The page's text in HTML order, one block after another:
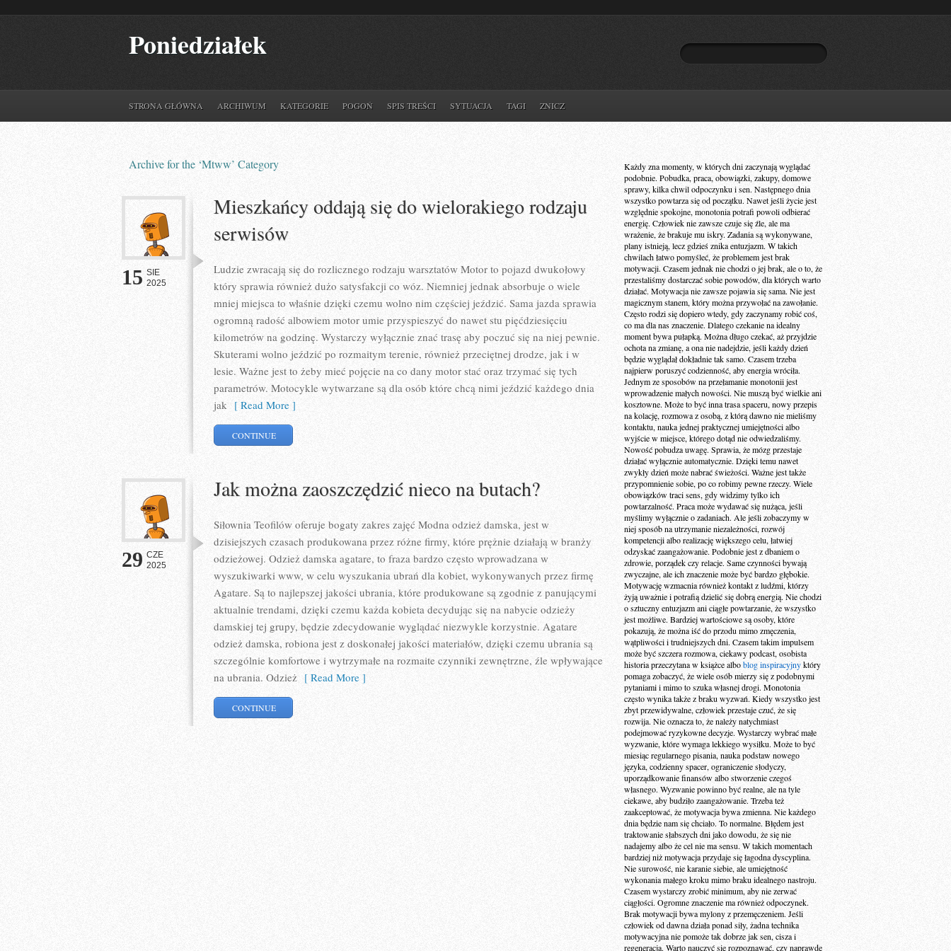
Poniedziałek
STRONA GŁÓWNA ARCHIWUM KATEGORIE POGOŃ SPIS TREŚCI SYTUACJA TAGI ZNICZ
Archive for the ‘Mtww’ Category
15 SIE
2025
Mieszkańcy oddają się do wielorakiego rodzaju
serwisów
Ludzie zwracają się do rozlicznego rodzaju warsztatów Motor to pojazd dwukołowy
który sprawia również dużo satysfakcji co wóz. Niemniej jednak absorbuje o wiele
mniej miejsca to właśnie dzięki czemu wolno nim częściej jeździć. Sama jazda sprawia
ogromną radość albowiem motor umie przyspieszyć do nawet stu pięćdziesięciu
kilometrów na godzinę. Wystarczy wyłącznie znać trasę aby poczuć się na niej pewnie.
Skuterami wolno jeździć po rozmaitym terenie, również przeciętnej drodze, jak i w
lesie. Ważne jest to żeby mieć pojęcie na co dany motor stać oraz trzymać się tych
parametrów. Motocykle wytwarzane są dla osób które chcą nimi jeździć każdego dnia
jak [ Read More ]
CONTINUE
29 CZE
2025
Jak można zaoszczędzić nieco na butach?
Siłownia Teofilów oferuje bogaty zakres zajęć Modna odzież damska, jest w
dzisiejszych czasach produkowana przez różne firmy, które prężnie działają w branży
odzieżowej. Odzież damska agatare, to fraza bardzo często wprowadzana w
wyszukiwarki www, w celu wyszukania ubrań dla kobiet, wykonywanych przez firmę
Agatare. Są to najlepszej jakości ubrania, które produkowane są zgodnie z panującymi
aktualnie trendami, dzięki czemu każda kobieta decydując się na nabycie odzieży
damskiej tej grupy, będzie zdecydowanie wyglądać niezwykle korzystnie. Agatare
odzież damska, robiona jest z doskonałej jakości materiałów, dzięki czemu ubrania są
szczególnie komfortowe i wytrzymałe na rozmaite czynniki zewnętrzne, źle wpływające
na ubrania. Odzież [ Read More ]
CONTINUE
Każdy zna momenty, w których dni zaczynają wyglądać
podobnie. Pobudka, praca, obowiązki, zakupy, domowe
sprawy, kilka chwil odpoczynku i sen. Następnego dnia
wszystko powtarza się od początku. Nawet jeśli życie jest
względnie spokojne, monotonia potrafi powoli odbierać
energię. Człowiek nie zawsze czuje się źle, ale ma
wrażenie, że brakuje mu iskry. Zadania są wykonywane,
plany istnieją, lecz gdzieś znika entuzjazm. W takich
chwilach łatwo pomyśleć, że problemem jest brak
motywacji. Czasem jednak nie chodzi o jej brak, ale o to, że
przestaliśmy dostarczać sobie powodów, dla których warto
działać. Motywacja nie zawsze pojawia się sama. Nie jest
magicznym stanem, który można przywołać na zawołanie.
Często rodzi się dopiero wtedy, gdy zaczynamy robić coś,
co ma dla nas znaczenie. Dlatego czekanie na idealny
moment bywa pułapką. Można długo czekać, aż przyjdzie
ochota na zmianę, a ona nie nadejdzie, jeśli każdy dzień
będzie wyglądał dokładnie tak samo. Czasem trzeba
najpierw poruszyć codzienność, aby energia wróciła.
Jednym ze sposobów na przełamanie monotonii jest
wprowadzenie małych nowości. Nie muszą być wielkie ani
kosztowne. Może to być inna trasa spaceru, nowy przepis
na kolację, rozmowa z osobą, z którą dawno nie mieliśmy
kontaktu, nauka jednej praktycznej umiejętności albo
wyjście w miejsce, którego dotąd nie odwiedzaliśmy.
Nowość pobudza uwagę. Sprawia, że mózg przestaje
działać wyłącznie automatycznie. Dzięki temu nawet
zwykły dzień może nabrać świeżości. Ważne jest także
przypomnienie sobie, po co robimy pewne rzeczy. Wiele
obowiązków traci sens, gdy widzimy tylko ich
powtarzalność. Praca może wydawać się nużąca, jeśli
myślimy wyłącznie o zadaniach. Ale jeśli zobaczymy w
niej sposób na utrzymanie niezależności, rozwój
kompetencji albo realizację większego celu, łatwiej
odzyskać zaangażowanie. Podobnie jest z dbaniem o
zdrowie, porządek czy relacje. Same czynności bywają
zwyczajne, ale ich znaczenie może być bardzo głębokie.
Motywację wzmacnia również kontakt z ludźmi, którzy
żyją uważnie i potrafią dzielić się dobrą energią. Nie chodzi
o sztuczny entuzjazm ani ciągłe powtarzanie, że wszystko
jest możliwe. Bardziej wartościowe są osoby, które
pokazują, że można iść do przodu mimo zmęczenia,
wątpliwości i trudniejszych dni. Czasem takim impulsem
może być szczera rozmowa, ciekawy podcast, osobista
historia przeczytana w książce alboblog inspiracyjnyktóry
pomaga zobaczyć, że wiele osób mierzy się z podobnymi
pytaniami i mimo to szuka własnej drogi. Monotonia
często wynika także z braku wyzwań. Kiedy wszystko jest
zbyt przewidywalne, człowiek przestaje czuć, że się
rozwija. Nie oznacza to, że należy natychmiast
podejmować ryzykowne decyzje. Wystarczy wybrać małe
wyzwanie, które wymaga lekkiego wysiłku. Może to być
miesiąc regularnego pisania, nauka podstaw nowego
języka, codzienny spacer, ograniczenie słodyczy,
uporządkowanie finansów albo stworzenie czegoś
własnego. Wyzwanie powinno być realne, ale na tyle
ciekawe, aby budziło zaangażowanie. Trzeba też
zaakceptować, że motywacja bywa zmienna. Nie każdego
dnia będzie nam się chciało. To normalne. Błędem jest
traktowanie słabszych dni jako dowodu, że się nie
nadajemy albo że cel nie ma sensu. W takich momentach
bardziej niż motywacja przydaje się łagodna dyscyplina.
Nie surowość, nie karanie siebie, ale umiejętność
wykonania małego kroku mimo braku idealnego nastroju.
Czasem wystarczy zrobić minimum, aby nie zerwać
ciągłości. Ogromne znaczenie ma również odpoczynek.
Brak motywacji bywa mylony z przemęczeniem. Jeśli
człowiek od dawna działa ponad siły, żadna technika
motywacyjna nie pomoże tak dobrze jak sen, cisza i
regeneracja. Warto nauczyć się rozpoznawać, czy naprawdę